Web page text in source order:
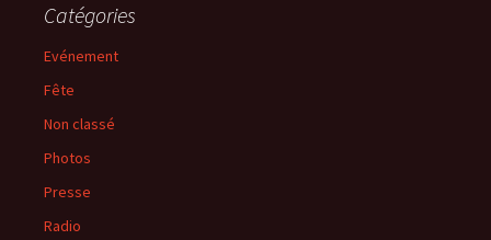
Catégories
Evénement
Fête
Non classé
Photos
Presse
Radio